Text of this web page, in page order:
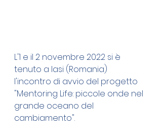
L'1 e il 2 novembre 2022 si è
tenuto a Iasi (Romania)
l'incontro di avvio del progetto
"Mentoring Life: piccole onde nel
grande oceano del
cambiamento".